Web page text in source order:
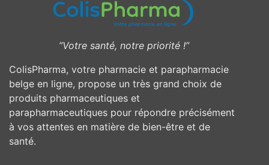
”Votre santé, notre priorité !”
ColisPharma, votre pharmacie et parapharmacie
belge en ligne, propose un très grand choix de
produits pharmaceutiques et
parapharmaceutiques pour répondre précisément
à vos attentes en matière de bien-être et de
santé.